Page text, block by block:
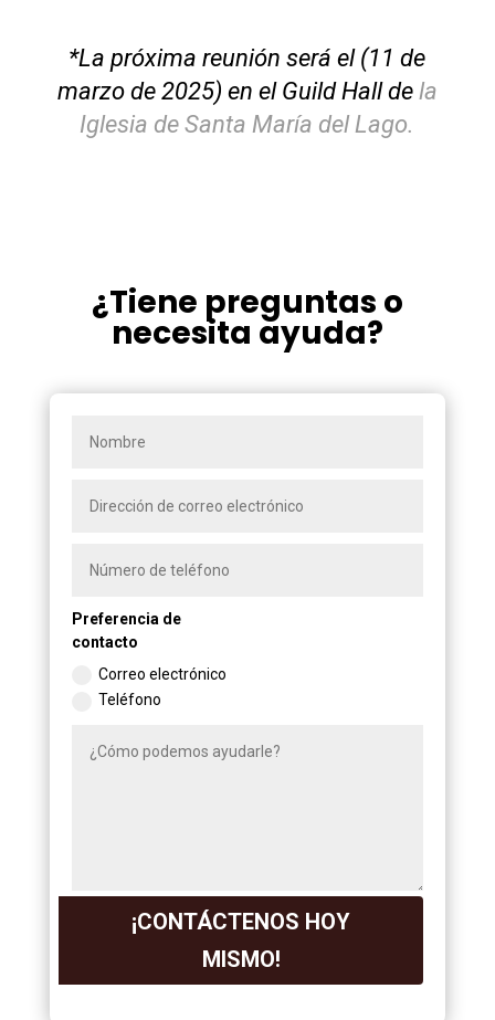
*La próxima reunión será el (11 de
marzo de 2025) en el Guild Hall de la
Iglesia de Santa María del Lago.
¿Tiene preguntas o
necesita ayuda?
Preferencia de
contacto
Correo electrónico
Teléfono
¡CONTÁCTENOS HOY
MISMO!